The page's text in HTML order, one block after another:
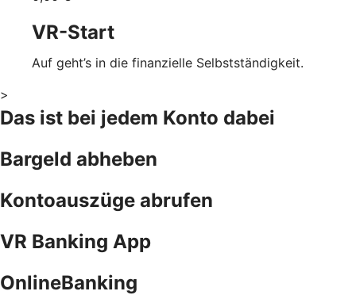
VR-Start
Auf geht’s in die finanzielle Selbstständigkeit.
>
Das ist bei jedem Konto dabei
Bargeld abheben
Kontoauszüge abrufen
VR Banking App
OnlineBanking